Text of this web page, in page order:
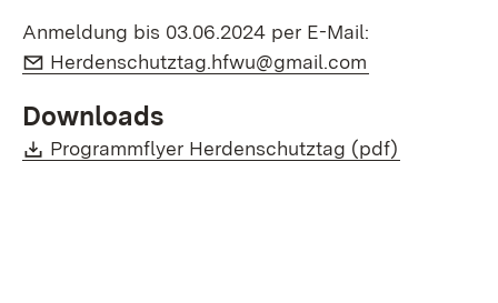
Anmeldung bis 03.06.2024 per E-Mail:
E-Mail:
Herdenschutztag.hfwu@gmail.com
Downloads
Download:
Programmflyer Herdenschutztag (pdf)